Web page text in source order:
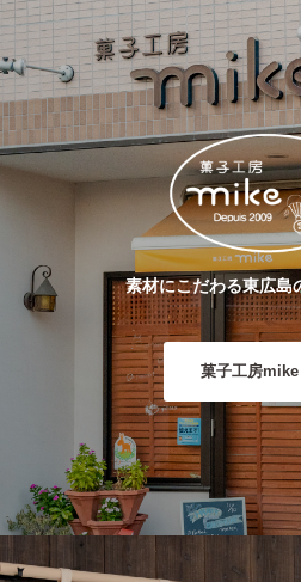
素材にこだわる東広島
菓子工房mike